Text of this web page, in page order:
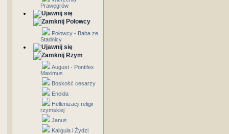
Prawęgrów
Połowcy
Połowcy - Baba ze
Stadnicy
Rzym
August - Pontifex
Maximus
Boskość cesarzy
Eneida
Hellenizacji religii
rzymskiej
Janus
Kaligula i Żydzi